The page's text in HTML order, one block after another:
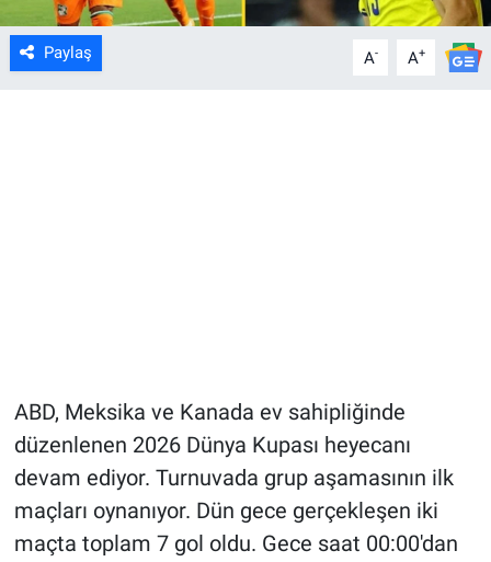
Paylaş A- A+
ABD, Meksika ve Kanada ev sahipliğinde
düzenlenen 2026 Dünya Kupası heyecanı
devam ediyor. Turnuvada grup aşamasının ilk
maçları oynanıyor. Dün gece gerçekleşen iki
maçta toplam 7 gol oldu. Gece saat 00:00'dan